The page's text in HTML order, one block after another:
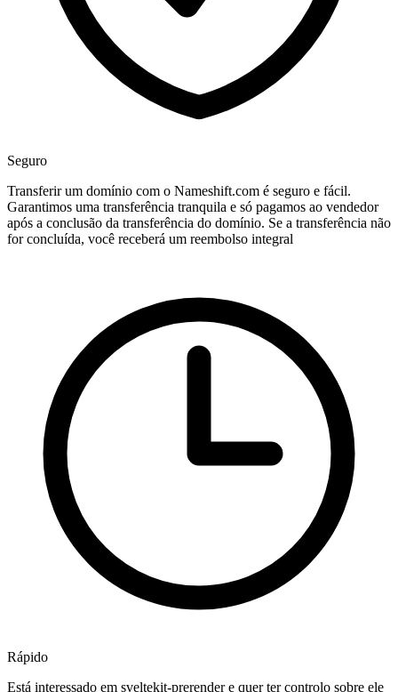
Seguro
Transferir um domínio com o Nameshift.com é seguro e fácil.
Garantimos uma transferência tranquila e só pagamos ao vendedor
após a conclusão da transferência do domínio. Se a transferência não
for concluída, você receberá um reembolso integral
Rápido
Está interessado em sveltekit-prerender e quer ter controlo sobre ele